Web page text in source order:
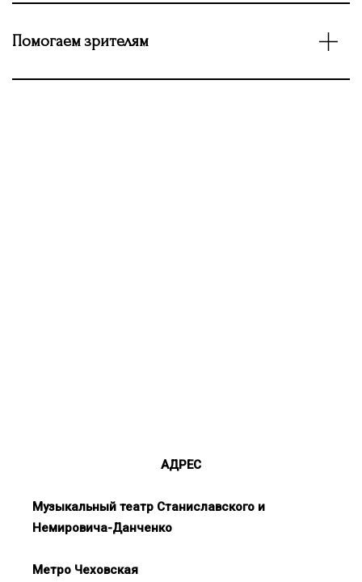
Помогаем зрителям
АДРЕС
Музыкальный театр Станиславского и
Немировича-Данченко
Метро Чеховская